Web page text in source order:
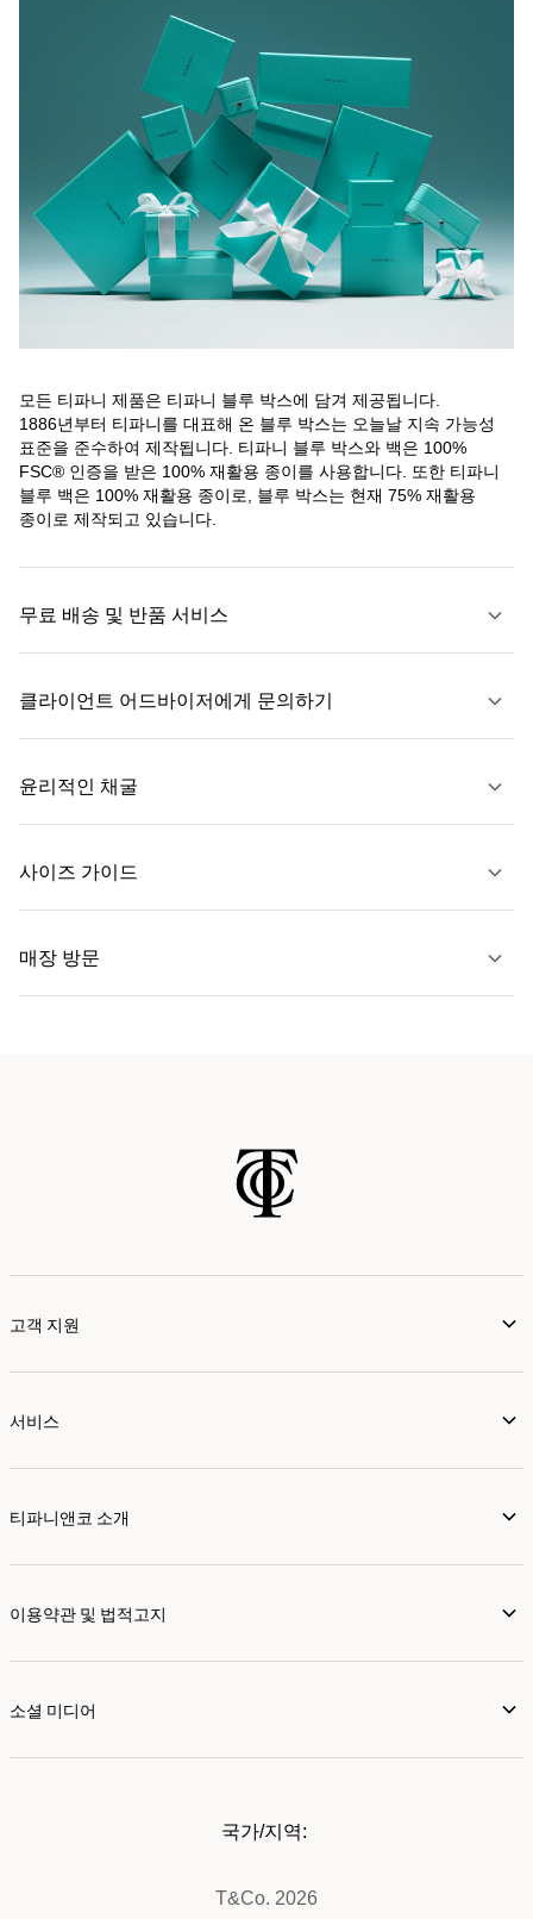
모든 티파니 제품은 티파니 블루 박스에 담겨 제공됩니다.
1886년부터 티파니를 대표해 온 블루 박스는 오늘날 지속 가능성
표준을 준수하여 제작됩니다. 티파니 블루 박스와 백은 100%
FSC® 인증을 받은 100% 재활용 종이를 사용합니다. 또한 티파니
블루 백은 100% 재활용 종이로, 블루 박스는 현재 75% 재활용
종이로 제작되고 있습니다.
무료 배송 및 반품 서비스
자세히 보기
클라이언트 어드바이저에게 문의하기
윤리적인 채굴
사이즈 가이드
자세히 보기
매장 방문
고객 지원
서비스
티파니앤코 소개
이용약관 및 법적고지
소셜 미디어
T&Co. 2026
국가/지역: